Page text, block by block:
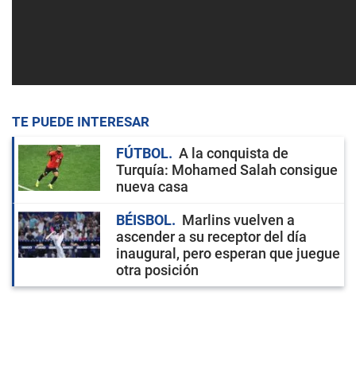
TE PUEDE INTERESAR
FÚTBOL
A la conquista de
Turquía: Mohamed Salah consigue
nueva casa
BÉISBOL
Marlins vuelven a
ascender a su receptor del día
inaugural, pero esperan que juegue
otra posición